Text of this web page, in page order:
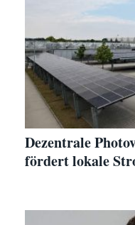
Dezentrale
fördert lokale